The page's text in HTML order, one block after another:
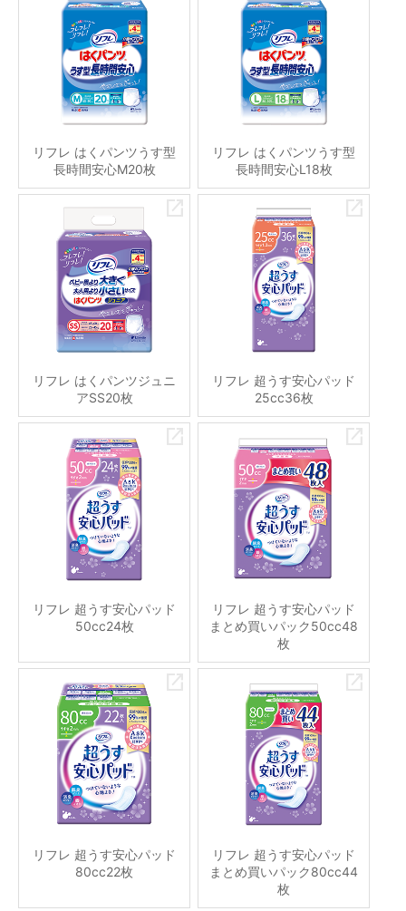
リフレ はくパンツうす型
長時間安心M20枚
リフレ はくパンツうす型
長時間安心L18枚
リフレ はくパンツジュニ
アSS20枚
リフレ 超うす安心パッド
25cc36枚
リフレ 超うす安心パッド
50cc24枚
リフレ 超うす安心パッド
まとめ買いパック50cc48
枚
リフレ 超うす安心パッド
80cc22枚
リフレ 超うす安心パッド
まとめ買いパック80cc44
枚